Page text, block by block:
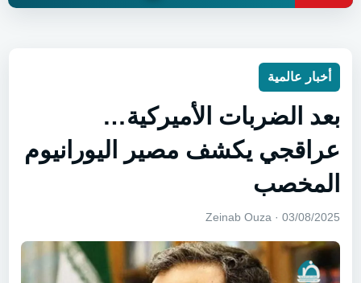
أخبار عالمية
بعد الضربات الأميركية…
عراقجي يكشف مصير اليورانيوم
المخصب
03/08/2025 · Zeinab Ouza